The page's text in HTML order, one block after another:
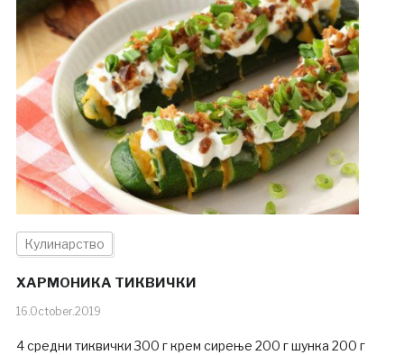
Кулинарство
ХАРМОНИКА ТИКВИЧКИ
16.October.2019
4 средни тиквички 300 г крем сирење 200 г шунка 200 г